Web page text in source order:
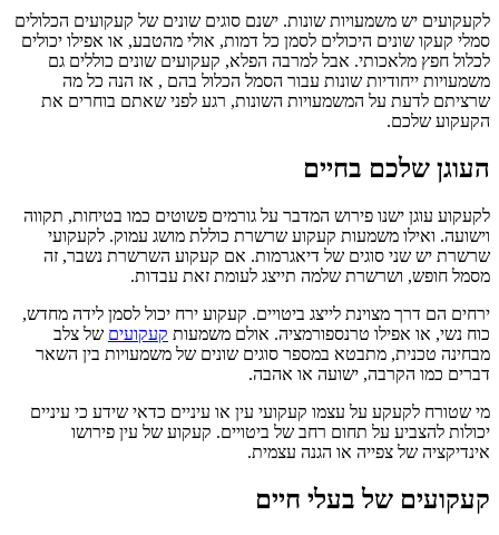
לקעקועים יש משמעויות שונות. ישנם סוגים שונים של קעקועים הכלולים
סמלי קעקו שונים היכולים לסמן כל דמות, אולי מהטבע, או אפילו יכולים
לכלול חפץ מלאכותי. אבל למרבה הפלא, קעקועים שונים כוללים גם
משמעויות ייחודיות שונות עבור הסמל הכלול בהם , אז הנה כל מה
שרציתם לדעת על המשמעויות השונות, רגע לפני שאתם בוחרים את
הקעקוע שלכם.
העוגן שלכם בחיים
לקעקוע עוגן ישנו פירוש המדבר על גורמים פשוטים כמו בטיחות, תקווה
וישועה. ואילו משמעות קעקוע שרשרת כוללת מושג עמוק. לקעקועי
שרשרת יש שני סוגים של דיאגרמות. אם קעקוע השרשרת נשבר, זה
מסמל חופש, ושרשרת שלמה תייצג לעומת זאת עבדות.
ירחים הם דרך מצוינת לייצג ביטויים. קעקוע ירח יכול לסמן לידה מחדש,
כוח נשי, או אפילו טרנספורמציה. אולם משמעות קעקועים של צלב
מבחינה טכנית, מתבטא במספר סוגים שונים של משמעויות בין השאר
דברים כמו הקרבה, ישועה או אהבה.
מי שטורח לקעקע על עצמו קעקועי עין או עיניים כדאי שידע כי עיניים
יכולות להצביע על תחום רחב של ביטויים. קעקוע של עין פירושו
אינדיקציה של צפייה או הגנה עצמית.
קעקועים של בעלי חיים